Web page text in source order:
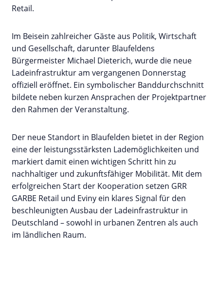
Retail.
Im Beisein zahlreicher Gäste aus Politik, Wirtschaft
und Gesellschaft, darunter Blaufeldens
Bürgermeister Michael Dieterich, wurde die neue
Ladeinfrastruktur am vergangenen Donnerstag
offiziell eröffnet. Ein symbolischer Banddurchschnitt
bildete neben kurzen Ansprachen der Projektpartner
den Rahmen der Veranstaltung.
Der neue Standort in Blaufelden bietet in der Region
eine der leistungsstärksten Lademöglichkeiten und
markiert damit einen wichtigen Schritt hin zu
nachhaltiger und zukunftsfähiger Mobilität. Mit dem
erfolgreichen Start der Kooperation setzen GRR
GARBE Retail und Eviny ein klares Signal für den
beschleunigten Ausbau der Ladeinfrastruktur in
Deutschland – sowohl in urbanen Zentren als auch
im ländlichen Raum.